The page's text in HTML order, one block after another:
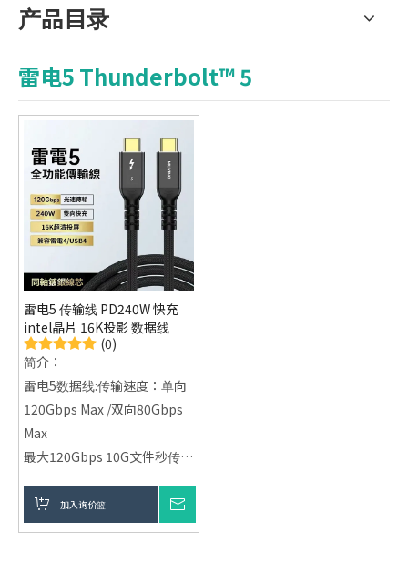
产品目录
雷电5 Thunderbolt™ 5
雷电5 传输线 PD240W 快充
intel晶片 16K投影 数据线
(0)
简介：
雷电5数据线:传输速度：单向
120Gbps Max /双向80Gbps
Max
最大120Gbps 10G文件秒传输
(JHL9480)
输出：240W Max
加入询价篮